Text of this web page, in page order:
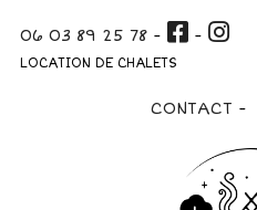
au
contenu
06 03 89 25 78- -
LOCATION DE CHALETS
CONTACT